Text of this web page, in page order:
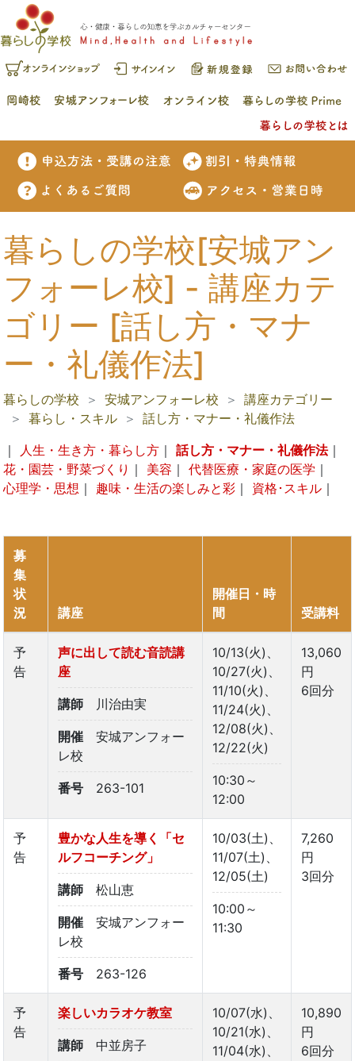
暮らしの学校[安城アン
フォーレ校] - 講座カテ
ゴリー [話し方・マナ
ー・礼儀作法]
暮らしの学校 安城アンフォーレ校
講座カテゴリー
暮らし・スキル
話し方・マナー・礼儀作法
｜ 人生・生き方・暮らし方 ｜ 話し方・マナー・礼儀作法｜
花・園芸・野菜づくり ｜ 美容 ｜ 代替医療・家庭の医学 ｜
心理学・思想 ｜ 趣味・生活の楽しみと彩 ｜ 資格･スキル ｜
募
集
状
況
講座
開催日・時
間
受講料
予
告
声に出して読む音読講
座
講師 川治由実
開催
安城アンフォー
レ校
番号 263-101
10/13(火)、
10/27(火)、
11/10(火)、
11/24(火)、
12/08(火)、
12/22(火)
10:30～
12:00
13,060
円
6回分
予
告
豊かな人生を導く「セ
ルフコーチング」
講師 松山恵
開催
安城アンフォー
レ校
番号 263-126
10/03(土)、
11/07(土)、
12/05(土)
10:00～
11:30
7,260
円
3回分
予
告
楽しいカラオケ教室
講師 中並房子
10/07(水)、
10/21(水)、
11/04(水)、
10,890
円
6回分